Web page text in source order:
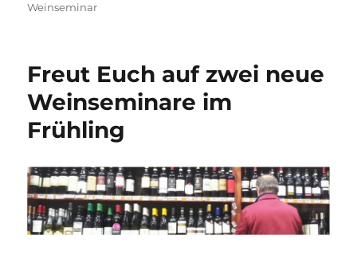
am
Weinseminar
Freut Euch auf zwei neue
Weinseminare im
Frühling